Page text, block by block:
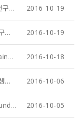
[2016 MOU] 한국파스퇴르연구소, 분당서울대병원과 약재내성 결핵 연구를 위한 공동연구 착수 2016-10-19
[2016 행사] 한국파스퇴르연구소, J2H 바이오텍에게 C형 간염 치료 후보물질 이전 2016-10-19
[2016 특별세미나] Denis Kainov 박사 (핀란드 헬싱키 대학교) 2016-10-18
[2016 행사] 장수진 박사, 항생제에 대한 심화 교육 과정(Advanced course on Antibiotics(AdCAb)) 참석 2016-10-06
[2016 특별세미나] Parag Kundu 박사 (싱가포르 난양기술대학교) 2016-10-05